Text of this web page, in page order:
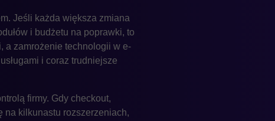
Jeśli każda większa zmiana
i budżetu na poprawki, to
a zamrożenie technologii w e-
i coraz trudniejsze
firmy. Gdy checkout,
na kilkunastu rozszerzeniach,